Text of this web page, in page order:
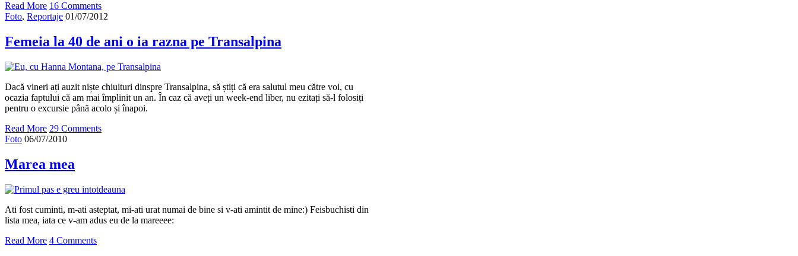
Read More 16 Comments
Foto, Reportaje 01/07/2012
Femeia la 40 de ani o ia razna pe Transalpina
Dacă vineri ați auzit niște chiuituri dinspre Transalpina, să știți că era salutul meu către voi, cu
ocazia faptului că am mai împlinit un an. În caz că aveți un week-end liber, nu ezitați să-l folosiți
pentru o excursie până acolo și înapoi.
Read More 29 Comments
Foto 06/07/2010
Marea mea
Ati fost cuminti, m-ati asteptat, mi-ati urat numai de bine si v-ati amintit de mine:) Feisbuchisti din
lista mea, iata ce v-am adus eu de la mareeee:
Read More 4 Comments